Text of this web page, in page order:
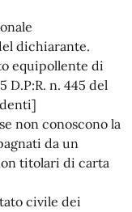
dichiarante.
equipollente di
D.P:R. n. 445 del
non conoscono la
da un
titolari di carta
civile dei